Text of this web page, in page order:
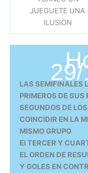
LAS SEMIFINALES
PRIMEROS DE SUS
SEGUNDOS DE
COINCIDIR EN LA
MISMO GRUPO
El TERCER Y
EL ORDEN DE
Y GOLES EN